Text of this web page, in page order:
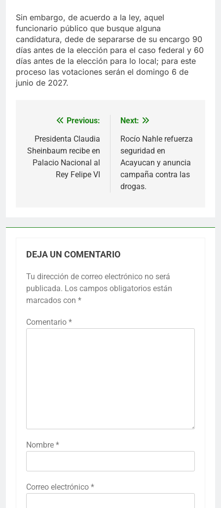
Sin embargo, de acuerdo a la ley, aquel
funcionario público que busque alguna
candidatura, dede de separarse de su encargo 90
días antes de la elección para el caso federal y 60
días antes de la elección para lo local; para este
proceso las votaciones serán el domingo 6 de
junio de 2027.
Navegación
de
entradas
Previous:
Presidenta Claudia
Sheinbaum recibe en
Palacio Nacional al
Rey Felipe VI
Next:
Rocío Nahle refuerza
seguridad en
Acayucan y anuncia
campaña contra las
drogas.
DEJA UN COMENTARIO
Tu dirección de correo electrónico no será
publicada. Los campos obligatorios están
marcados con *
Comentario *
Nombre *
Correo electrónico *